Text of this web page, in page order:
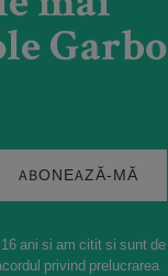
Garbo
ABONEAZĂ-MĂ
ani si am citit si sunt de
privind prelucrarea